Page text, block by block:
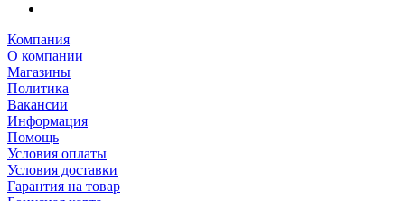
Компания
О компании
Магазины
Политика
Вакансии
Информация
Помощь
Условия оплаты
Условия доставки
Гарантия на товар